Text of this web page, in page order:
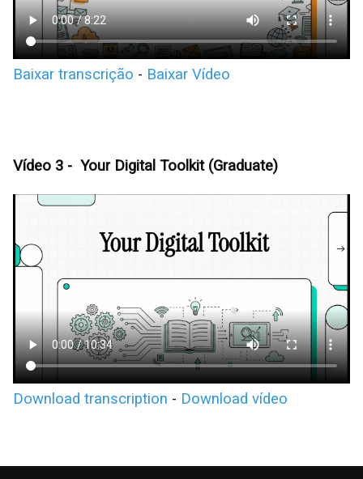
Baixar transcrição - Baixar Vídeo
Vídeo 3 - Your Digital Toolkit (Graduate)
Download transcription - Download vídeo